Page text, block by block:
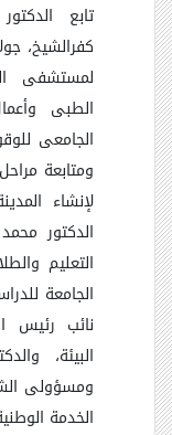
تابع
كفرالشيخ،
لمستشفى
الطبى
الجامعى
ومتابعة
لإنشاء
الدكتور
التعليم
الجامعة
نائب رئيس
البيئة،
ومسؤولى
الخدمة